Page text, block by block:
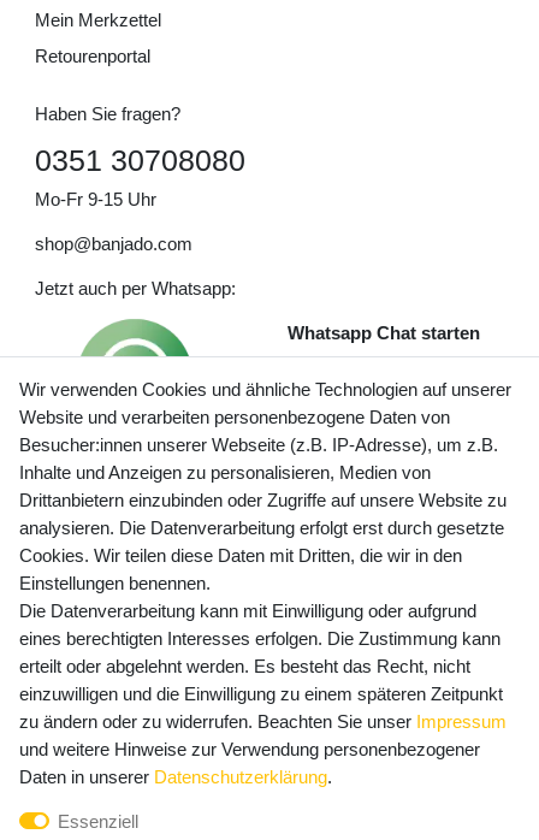
Mein Merkzettel
Retourenportal
Haben Sie fragen?
0351 30708080
Mo-Fr 9-15 Uhr
shop@banjado.com
Jetzt auch per Whatsapp:
Whatsapp Chat starten
Preisangaben inkl. gesetzl. MwSt. und zzgl. Service- und
Versandkosten
Newsletter Anmeldung - Keine Angebote
mehr verpassen!
E-MAIL **
Newsletter
Honig
Hiermit bestätige ich, dass ich dieDaten­schutz­erklärung
widerrufen.**
Wir verwenden Cookies und ähnliche Technologien auf unserer
Website und verarbeiten personenbezogene Daten von
Besucher:innen unserer Webseite (z.B. IP-Adresse), um z.B.
Inhalte und Anzeigen zu personalisieren, Medien von
Drittanbietern einzubinden oder Zugriffe auf unsere Website zu
analysieren. Die Datenverarbeitung erfolgt erst durch gesetzte
Cookies. Wir teilen diese Daten mit Dritten, die wir in den
Einstellungen benennen.
Die Datenverarbeitung kann mit Einwilligung oder aufgrund
eines berechtigten Interesses erfolgen. Die Zustimmung kann
erteilt oder abgelehnt werden. Es besteht das Recht, nicht
einzuwilligen und die Einwilligung zu einem späteren Zeitpunkt
zu ändern oder zu widerrufen. Beachten Sie unser Impressum
und weitere Hinweise zur Verwendung personenbezogener
Daten in unserer Daten­schutz­erklärung.
Essenziell